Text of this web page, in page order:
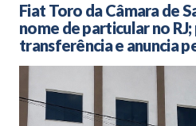
Fiat Toro da Câmara de
nome de particular no
transferência e anuncia